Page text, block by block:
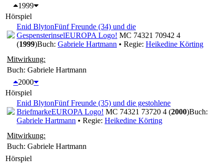
1999
Hörspiel
Enid BlytonFünf Freunde (34) und die
GespensterinselEUROPA Logo! MC 74321 70942 4
(1999)Buch: Gabriele Hartmann • Regie: Heikedine Körting
Mitwirkung:
Buch: Gabriele Hartmann
2000
Hörspiel
Enid BlytonFünf Freunde (35) und die gestohlene
BriefmarkeEUROPA Logo! MC 74321 73720 4 (2000)Buch:
Gabriele Hartmann • Regie: Heikedine Körting
Mitwirkung:
Buch: Gabriele Hartmann
Hörspiel